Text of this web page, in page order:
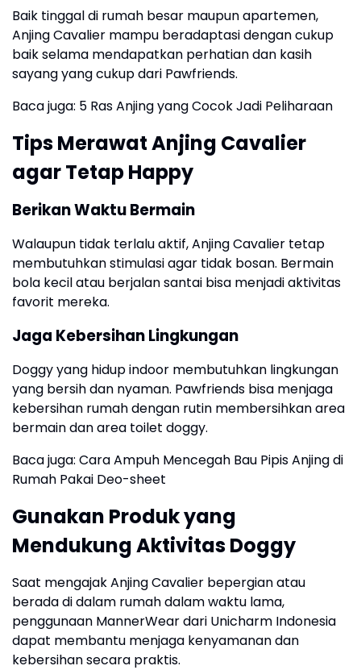
Baik tinggal di rumah besar maupun apartemen,
Anjing Cavalier mampu beradaptasi dengan cukup
baik selama mendapatkan perhatian dan kasih
sayang yang cukup dari Pawfriends.
Baca juga: 5 Ras Anjing yang Cocok Jadi Peliharaan
Tips Merawat Anjing Cavalier
agar Tetap Happy
Berikan Waktu Bermain
Walaupun tidak terlalu aktif, Anjing Cavalier tetap
membutuhkan stimulasi agar tidak bosan. Bermain
bola kecil atau berjalan santai bisa menjadi aktivitas
favorit mereka.
Jaga Kebersihan Lingkungan
Doggy yang hidup indoor membutuhkan lingkungan
yang bersih dan nyaman. Pawfriends bisa menjaga
kebersihan rumah dengan rutin membersihkan area
bermain dan area toilet doggy.
Baca juga: Cara Ampuh Mencegah Bau Pipis Anjing di
Rumah Pakai Deo-sheet
Gunakan Produk yang
Mendukung Aktivitas Doggy
Saat mengajak Anjing Cavalier bepergian atau
berada di dalam rumah dalam waktu lama,
penggunaan MannerWear dari Unicharm Indonesia
dapat membantu menjaga kenyamanan dan
kebersihan secara praktis.